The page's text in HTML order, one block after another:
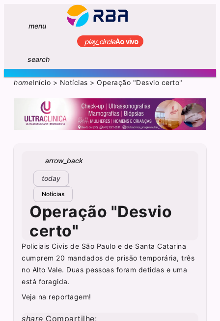
menu
play_circleAo vivo
search
homeInício > Notícias >Operação "Desvio certo"
arrow_back
today
Notícias
Operação "Desvio
certo"
Policiais Civis de São Paulo e de Santa Catarina
cumprem 20 mandados de prisão temporária, três
no Alto Vale. Duas pessoas foram detidas e uma
está foragida.
Veja na reportagem!
share Compartilhe: